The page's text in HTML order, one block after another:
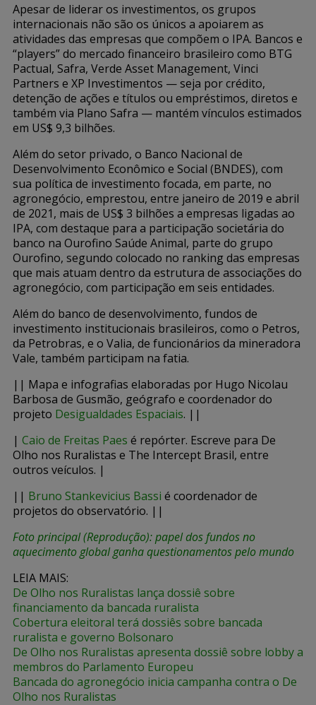
Apesar de liderar os investimentos, os grupos
internacionais não são os únicos a apoiarem as
atividades das empresas que compõem o IPA. Bancos e
“players” do mercado financeiro brasileiro como BTG
Pactual, Safra, Verde Asset Management, Vinci
Partners e XP Investimentos — seja por crédito,
detenção de ações e títulos ou empréstimos, diretos e
também via Plano Safra — mantém vínculos estimados
em US$ 9,3 bilhões.
Além do setor privado, o Banco Nacional de
Desenvolvimento Econômico e Social (BNDES), com
sua política de investimento focada, em parte, no
agronegócio, emprestou, entre janeiro de 2019 e abril
de 2021, mais de US$ 3 bilhões a empresas ligadas ao
IPA, com destaque para a participação societária do
banco na Ourofino Saúde Animal, parte do grupo
Ourofino, segundo colocado no ranking das empresas
que mais atuam dentro da estrutura de associações do
agronegócio, com participação em seis entidades.
Além do banco de desenvolvimento, fundos de
investimento institucionais brasileiros, como o Petros,
da Petrobras, e o Valia, de funcionários da mineradora
Vale, também participam na fatia.
|| Mapa e infografias elaboradas por Hugo Nicolau
Barbosa de Gusmão, geógrafo e coordenador do
projeto Desigualdades Espaciais. ||
| Caio de Freitas Paes é repórter. Escreve para De
Olho nos Ruralistas e The Intercept Brasil, entre
outros veículos. |
|| Bruno Stankevicius Bassi é coordenador de
projetos do observatório. ||
Foto principal (Reprodução): papel dos fundos no
aquecimento global ganha questionamentos pelo mundo
LEIA MAIS:
De Olho nos Ruralistas lança dossiê sobre
financiamento da bancada ruralista
Cobertura eleitoral terá dossiês sobre bancada
ruralista e governo Bolsonaro
De Olho nos Ruralistas apresenta dossiê sobre lobby a
membros do Parlamento Europeu
Bancada do agronegócio inicia campanha contra o De
Olho nos Ruralistas